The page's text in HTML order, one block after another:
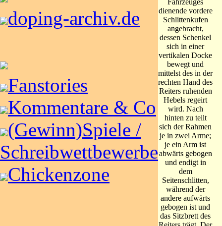
doping-archiv.de
Fanstories
Kommentare & Co
(Gewinn)Spiele /
Schreibwettbewerbe
Chickenzone
dienende vordere
Schlittenkufen
angebracht,
dessen Schenkel
sich in einer
vertikalen Docke
bewegt und
mittelst des in der
rechten Hand des
Reiters ruhenden
Hebels regeirt
wird. Nach
hinten zu teilt
sich der Rahmen
je in zwei Arme;
je ein Arm ist
abwärts gebogen
und endigt in
dem
Seitenschlitten,
während der
andere aufwärts
gebogen ist und
das Sitzbrett des